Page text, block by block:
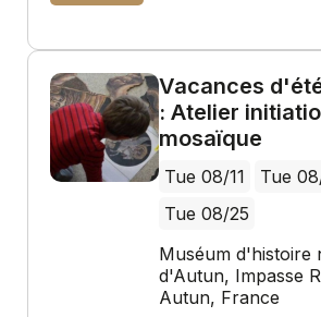
Vacances
: Atelier
mosaïque
Tue 08/11
Tue
Tue 08/25
Muséum d'histoire
d'Autun, Impasse
Autun, France